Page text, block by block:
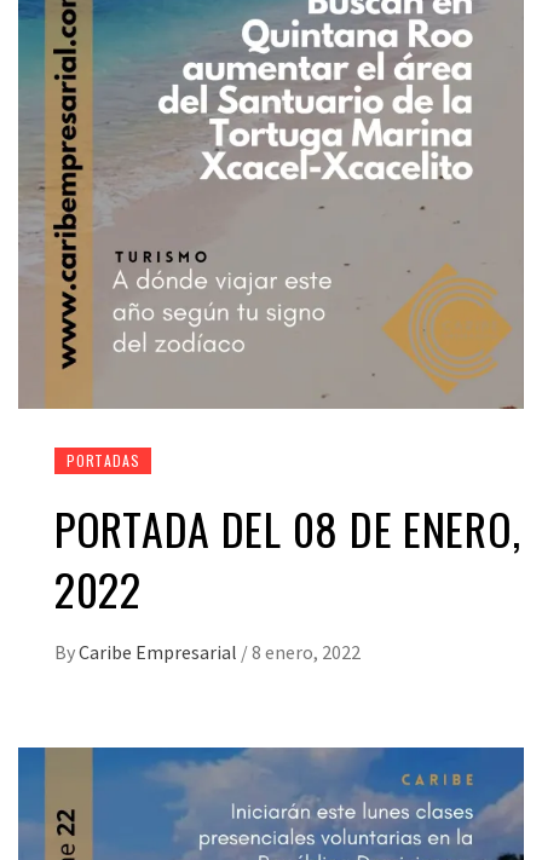
PORTADAS
PORTADA DEL 08 DE ENERO,
2022
ByCaribe Empresarial /8 enero, 2022